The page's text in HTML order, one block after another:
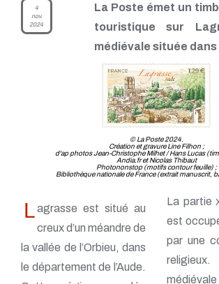
4
nov.
2024
La Poste émet un
touristique sur
médiévale située dans
© La Poste 2024.
Création et gravure Line Filhon ;
d'ap photos Jean-Christophe Milhet / Hans Lucas
Andia.fr et Nicolas Thibaut
Photononstop (motifs contour feuille) ;
Bibliothèque nationale de France (extrait manuscrit,
Lagrasse est situé au
creux d’un méandre de
la vallée de l’Orbieu, dans
le département de l’Aude.
La partie
est
par une